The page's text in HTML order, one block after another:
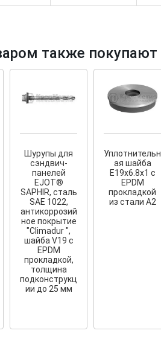
также покупают
Шурупы для
сэндвич-
панелей
EJOT®
SAPHIR, сталь
SAE 1022,
антикоррозий
ное покрытие
"Сlimadur ",
шайба V19 с
EPDM
прокладкой,
толщина
подконструкц
ии до 25 мм
Уплотнительн
ая шайба
E19x6.8x1 с
EPDM
прокладкой
из стали А2